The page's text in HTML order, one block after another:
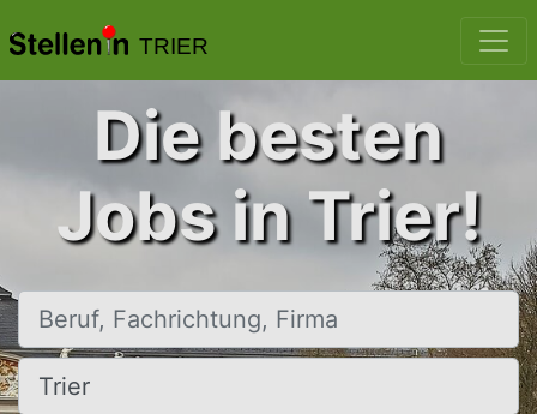
TRIER
Die besten
Jobs in Trier!
Beruf, Fachrichtung, Firma
Ort, Stadt